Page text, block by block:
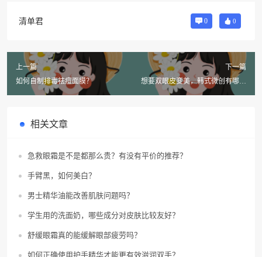
清单君 0 0
上一篇
如何自制排毒祛痘面膜？
下一篇
想要双眼皮变美，韩式微创有哪些
优点？
相关文章
急救眼霜是不是都那么贵？有没有平价的推荐？
手臂黑，如何美白？
男士精华油能改善肌肤问题吗？
学生用的洗面奶，哪些成分对皮肤比较友好？
舒缓眼霜真的能缓解眼部疲劳吗？
如何正确使用护手精华才能更有效滋润双手？